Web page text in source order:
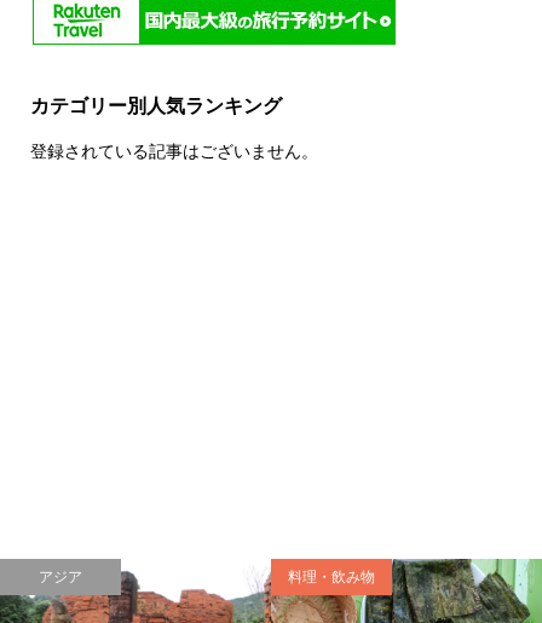
カテゴリー別人気ランキング
登録されている記事はございません。
アジア 料理・飲み物